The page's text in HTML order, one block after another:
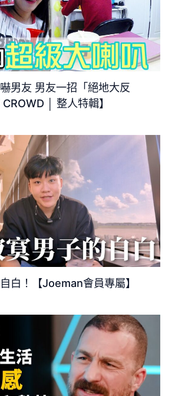
男友 男友一招「絕地大反
│ 整人特輯】
白！【Joeman會員專屬】